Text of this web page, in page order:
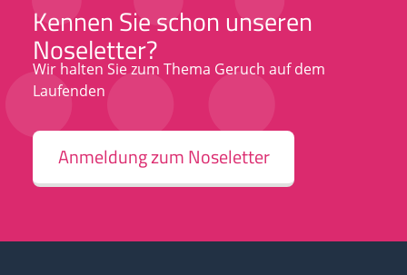
Kennen Sie schon unseren
Noseletter?
Wir halten Sie zum Thema Geruch auf dem
Laufenden
Anmeldung zum Noseletter